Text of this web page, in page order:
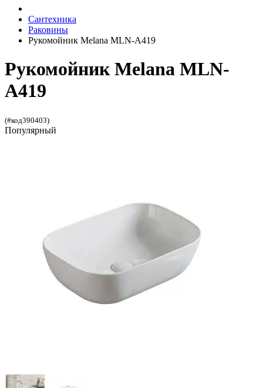
Сантехника
Раковины
Рукомойник Melana MLN-A419
Рукомойник Melana MLN-
A419
(#код390403)
Популярный